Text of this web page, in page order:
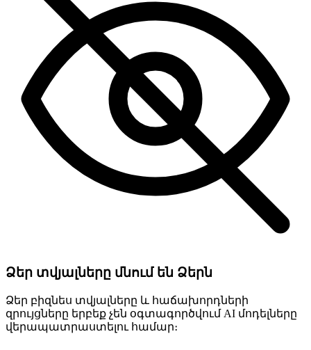
Ձեր տվյալները մնում են Ձերն
Ձեր բիզնես տվյալները և հաճախորդների
զրույցները երբեք չեն օգտագործվում AI մոդելները
վերապատրաստելու համար։